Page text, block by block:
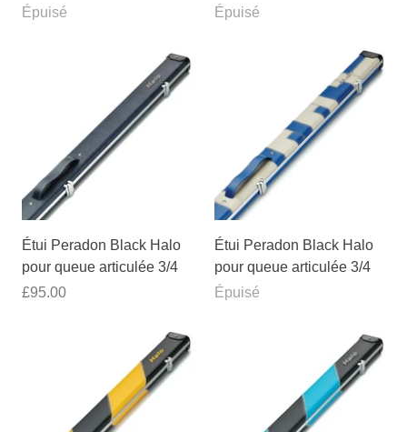
Épuisé
Épuisé
Étui Peradon Black Halo
pour queue articulée 3/4
£95.00
Étui Peradon Black Halo
pour queue articulée 3/4
Épuisé